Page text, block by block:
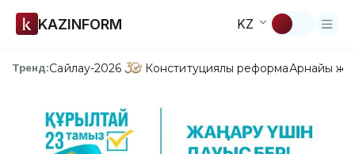
KAZINFORM KZ
Тренд:Сайлау-2026 Конституциялық реформаАрнайы